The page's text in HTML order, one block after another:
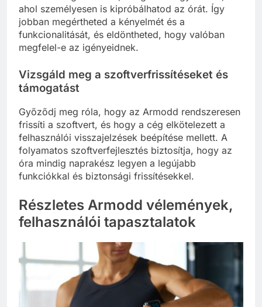
ahol személyesen is kipróbálhatod az órát. Így
jobban megértheted a kényelmét és a
funkcionalitását, és eldöntheted, hogy valóban
megfelel-e az igényeidnek.
Vizsgáld meg a szoftverfrissítéseket és
támogatást
Győződj meg róla, hogy az Armodd rendszeresen
frissíti a szoftvert, és hogy a cég elkötelezett a
felhasználói visszajelzések beépítése mellett. A
folyamatos szoftverfejlesztés biztosítja, hogy az
óra mindig naprakész legyen a legújabb
funkciókkal és biztonsági frissítésekkel.
Részletes Armodd vélemények,
felhasználói tapasztalatok